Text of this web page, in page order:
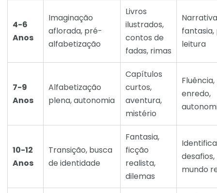
4-6
Anos
Imaginação
aflorada, pré-
alfabetização
Livros
ilustrados,
contos de
fadas, rimas
leitura
7-9
Anos
Alfabetização
plena, autonomia
Capítulos
curtos,
aventura,
mistério
Fluência,
enredo,
10-12
Anos
Transição, busca
de identidade
Fantasia,
ficção
realista,
dilemas
desafios,
mundo